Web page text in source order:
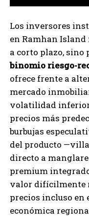
Los inversores
en Ramhan Island
a corto plazo, sino
binomio riesgo-
ofrece frente a
mercado
volatilidad inferior
precios más
burbujas
del producto
directo a
premium
valor difícilmente
precios incluso en
económica